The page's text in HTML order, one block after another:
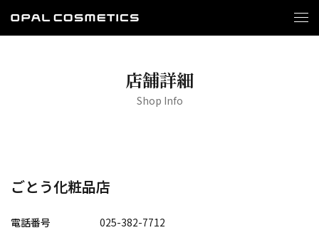
店舗詳細
Shop Info
ごとう化粧品店
電話番号
025-382-7712